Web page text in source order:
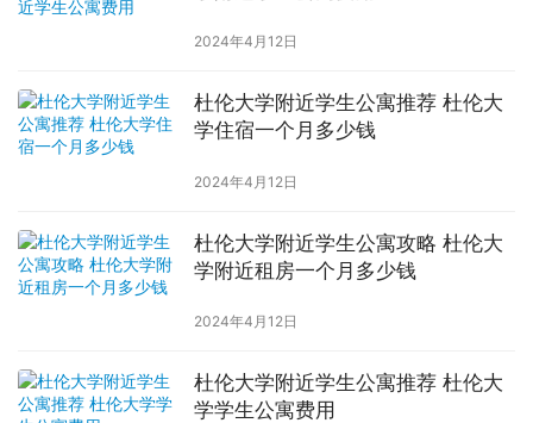
2024年4月12日
杜伦大学附近学生公寓推荐 杜伦大
学住宿一个月多少钱
2024年4月12日
杜伦大学附近学生公寓攻略 杜伦大
学附近租房一个月多少钱
2024年4月12日
杜伦大学附近学生公寓推荐 杜伦大
学学生公寓费用